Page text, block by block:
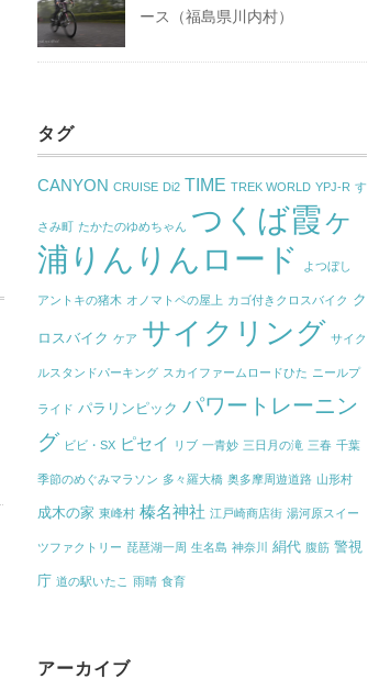
ース（福島県川内村）
タグ
CANYON CRUISE Di2 TIME TREK WORLD YPJ-R す
さみ町 たかたのゆめちゃん つくば霞ヶ
浦りんりんロード
よつぼし
アントキの猪木 オノマトペの屋上 カゴ付きクロスバイク ク
ロスバイク ケア サイクリング サイク
ルスタンドパーキング スカイファームロードひた ニールプ
ライド パラリンピック パワートレーニン
グ ビビ・SX ピセイ リブ 一青妙 三日月の滝 三春 千葉
季節のめぐみマラソン 多々羅大橋 奥多摩周遊道路 山形村
成木の家 東峰村 榛名神社 江戸崎商店街 湯河原スイー
ツファクトリー 琵琶湖一周 生名島 神奈川 絹代 腹筋 警視
庁 道の駅いたこ 雨晴 食育
アーカイブ